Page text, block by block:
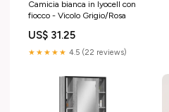
Camicia bianca in lyocell con
fiocco - Vicolo Grigio/Rosa
US$ 31.25
★★★★★ 4.5 (22 reviews)